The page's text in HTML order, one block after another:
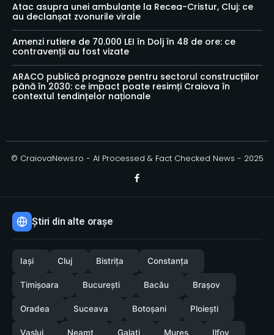
Atac asupra unei ambulanțe la Recea-Cristur, Cluj: ce
au declanșat zvonurile virale
Amenzi rutiere de 70.000 LEI în Dolj în 48 de ore: ce
contravenții au fost vizate
ARACO publică prognoze pentru sectorul construcțiilor
până în 2030: ce impact poate resimți Craiova în
contextul tendințelor naționale
© CraiovaNews.ro - AI Processed & Fact Checked News - 2025
Știri din alte orașe
Iași Cluj Bistrița Constanța
Timișoara București Bacău Brașov
Oradea Suceava Botoșani Ploiești
Vaslui Neamț Galați Mureș Ilfov